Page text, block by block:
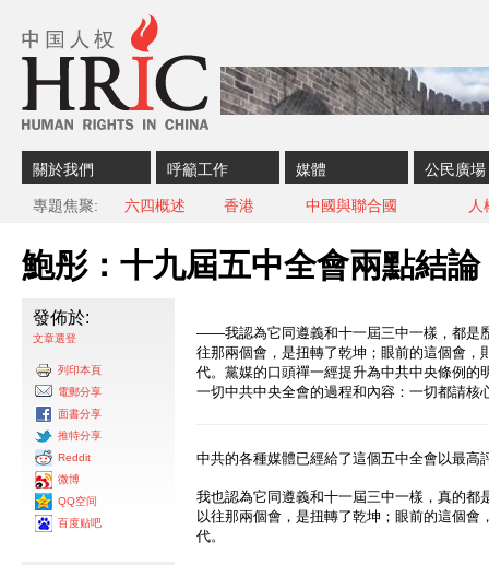
關於我們 呼籲工作 媒體 公民廣場
專題焦聚 六四概述 香港 中國與聯合國 人
鮑彤：十九屆五中全會兩點結論
發佈於:
文章選登
列印本頁
電郵分享
面書分享
推特分享
Reddit
微博
QQ空间
百度贴吧
——我認為它同遵義和十一屆三中一樣，都是
往那兩個會，是扭轉了乾坤；眼前的這個會，
代。黨媒的口頭禪一經提升為中共中央條例的
一切中共中央全會的過程和內容：一切都請核
中共的各種媒體已經給了這個五中全會以最高
我也認為它同遵義和十一屆三中一樣，真的都
以往那兩個會，是扭轉了乾坤；眼前的這個會
代。